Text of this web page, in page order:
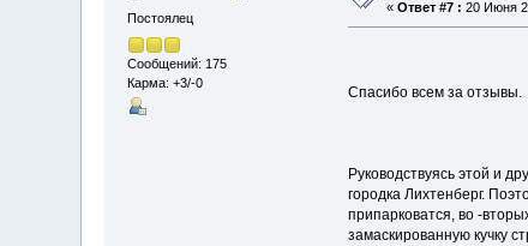
Постоялец
Сообщений: 175
Карма: +3/-0
«Ответ #7 : 20 Июня
Спасибо всем за отзывы.
Руководствуясь этой и
городка Лихтенберг.
припарковатся, во -
замаскированную кучку